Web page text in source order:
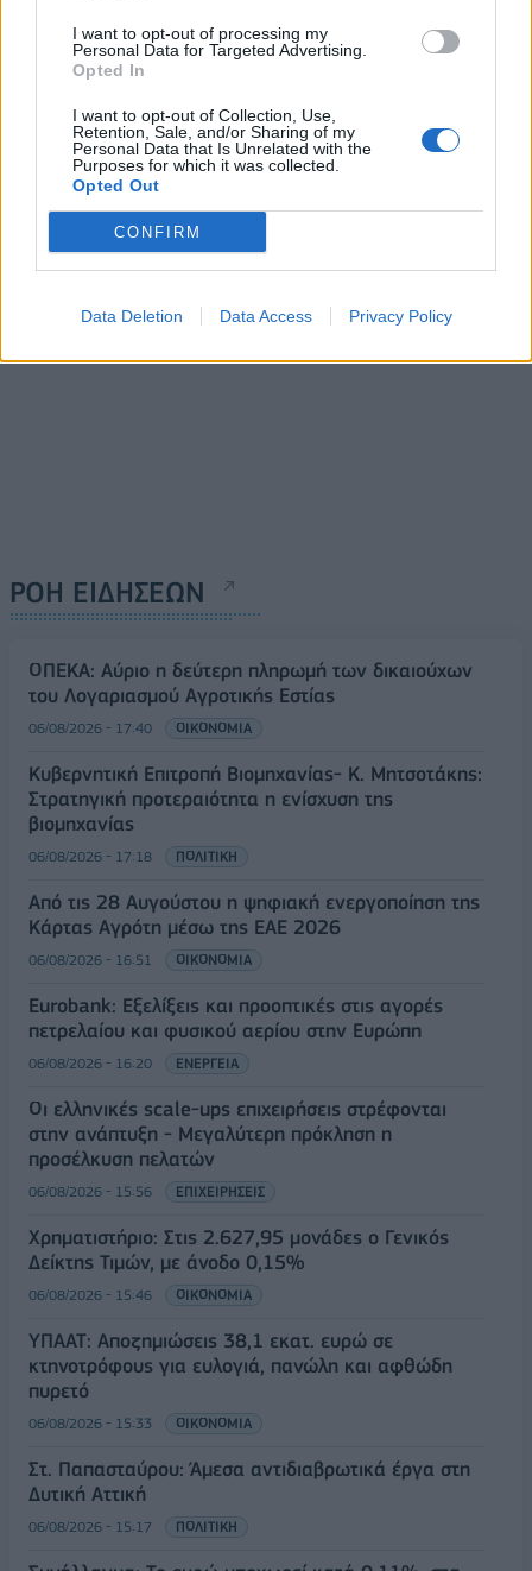
I want to opt-out of processing my
Personal Data for Targeted Advertising.
Opted In
I want to opt-out of Collection, Use,
Retention, Sale, and/or Sharing of my
Personal Data that Is Unrelated with the
Purposes for which it was collected.
Opted Out
CONFIRM
Data Deletion Data Access Privacy Policy
ΛΑΡΚΟ: Σε καθεστώς
ειδικής διαχείρισης
28/02/2020 - 16:15
Τεράστιο οικονομικό
Corona λόγω κορονοϊού
ΡΟΗ ΕΙΔΗΣΕΩΝ
ΟΠΕΚΑ: Αύριο η δεύτερη πληρωμή των δικαιούχων
του Λογαριασμού Αγροτικής Εστίας
06/08/2026 - 17:40 ΟΙΚΟΝΟΜΙΑ
Κυβερνητική Επιτροπή Βιομηχανίας- Κ. Μητσοτάκης:
Στρατηγική προτεραιότητα η ενίσχυση της
βιομηχανίας
06/08/2026 - 17:18 ΠΟΛΙΤΙΚΗ
Από τις 28 Αυγούστου η ψηφιακή ενεργοποίηση της
Κάρτας Αγρότη μέσω της ΕΑΕ 2026
06/08/2026 - 16:51 ΟΙΚΟΝΟΜΙΑ
Eurobank: Εξελίξεις και προοπτικές στις αγορές
πετρελαίου και φυσικού αερίου στην Ευρώπη
06/08/2026 - 16:20 ΕΝΕΡΓΕΙΑ
Οι ελληνικές scale-ups επιχειρήσεις στρέφονται
στην ανάπτυξη - Μεγαλύτερη πρόκληση η
προσέλκυση πελατών
06/08/2026 - 15:56 ΕΠΙΧΕΙΡΗΣΕΙΣ
Χρηματιστήριο: Στις 2.627,95 μονάδες ο Γενικός
Δείκτης Τιμών, με άνοδο 0,15%
06/08/2026 - 15:46 ΟΙΚΟΝΟΜΙΑ
ΥΠΑΑΤ: Αποζημιώσεις 38,1 εκατ. ευρώ σε
κτηνοτρόφους για ευλογιά, πανώλη και αφθώδη
πυρετό
06/08/2026 - 15:33 ΟΙΚΟΝΟΜΙΑ
Στ. Παπασταύρου: Άμεσα αντιδιαβρωτικά έργα στη
Δυτική Αττική
06/08/2026 - 15:17 ΠΟΛΙΤΙΚΗ